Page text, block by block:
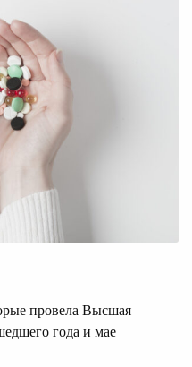
провела Высшая
года и мае